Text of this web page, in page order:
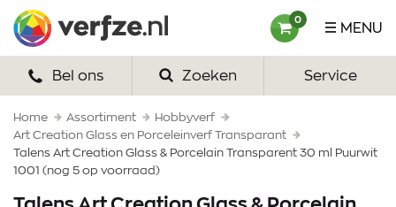
naar
content
MENU
0
HOME
VERF
VERFSETS
TEKENEN
Bel ons Zoeken Service
Home Assortiment
Hobbyverf
Art Creation Glass en Porceleinverf Transparant
Talens Art Creation Glass & Porcelain Transparent 30 ml Puurwit
1001 (nog 5 op voorraad)